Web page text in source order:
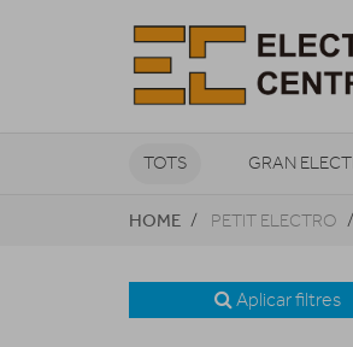
TOTS GRAN
HOME PETIT ELECTRO
Aplicar filtres